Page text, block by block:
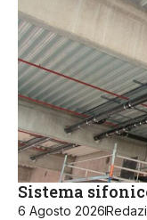
Sistema
6 Agosto 2026